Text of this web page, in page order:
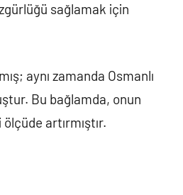
sağlamak için
aynı zamanda Osmanlı
Bu bağlamda, onun
artırmıştır.